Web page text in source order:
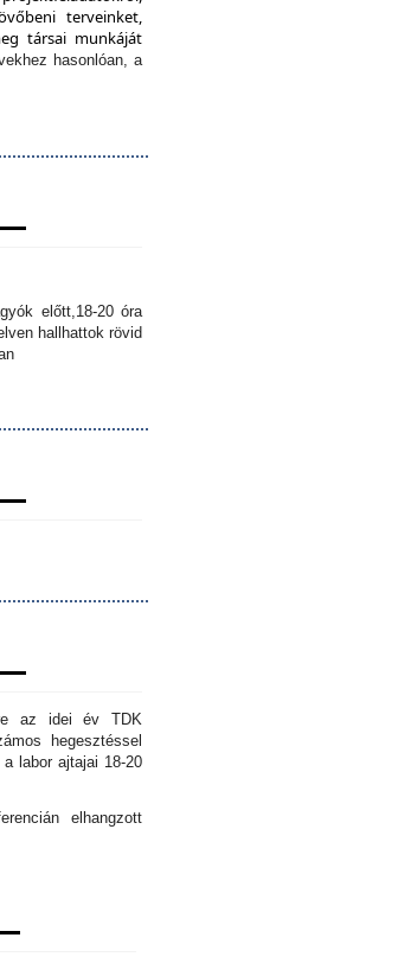
terveinket,
társai munkáját
hasonlóan, a
előtt,18-20 óra
hallhattok rövid
az idei év TDK
hegesztéssel
labor ajtajai 18-20
elhangzott